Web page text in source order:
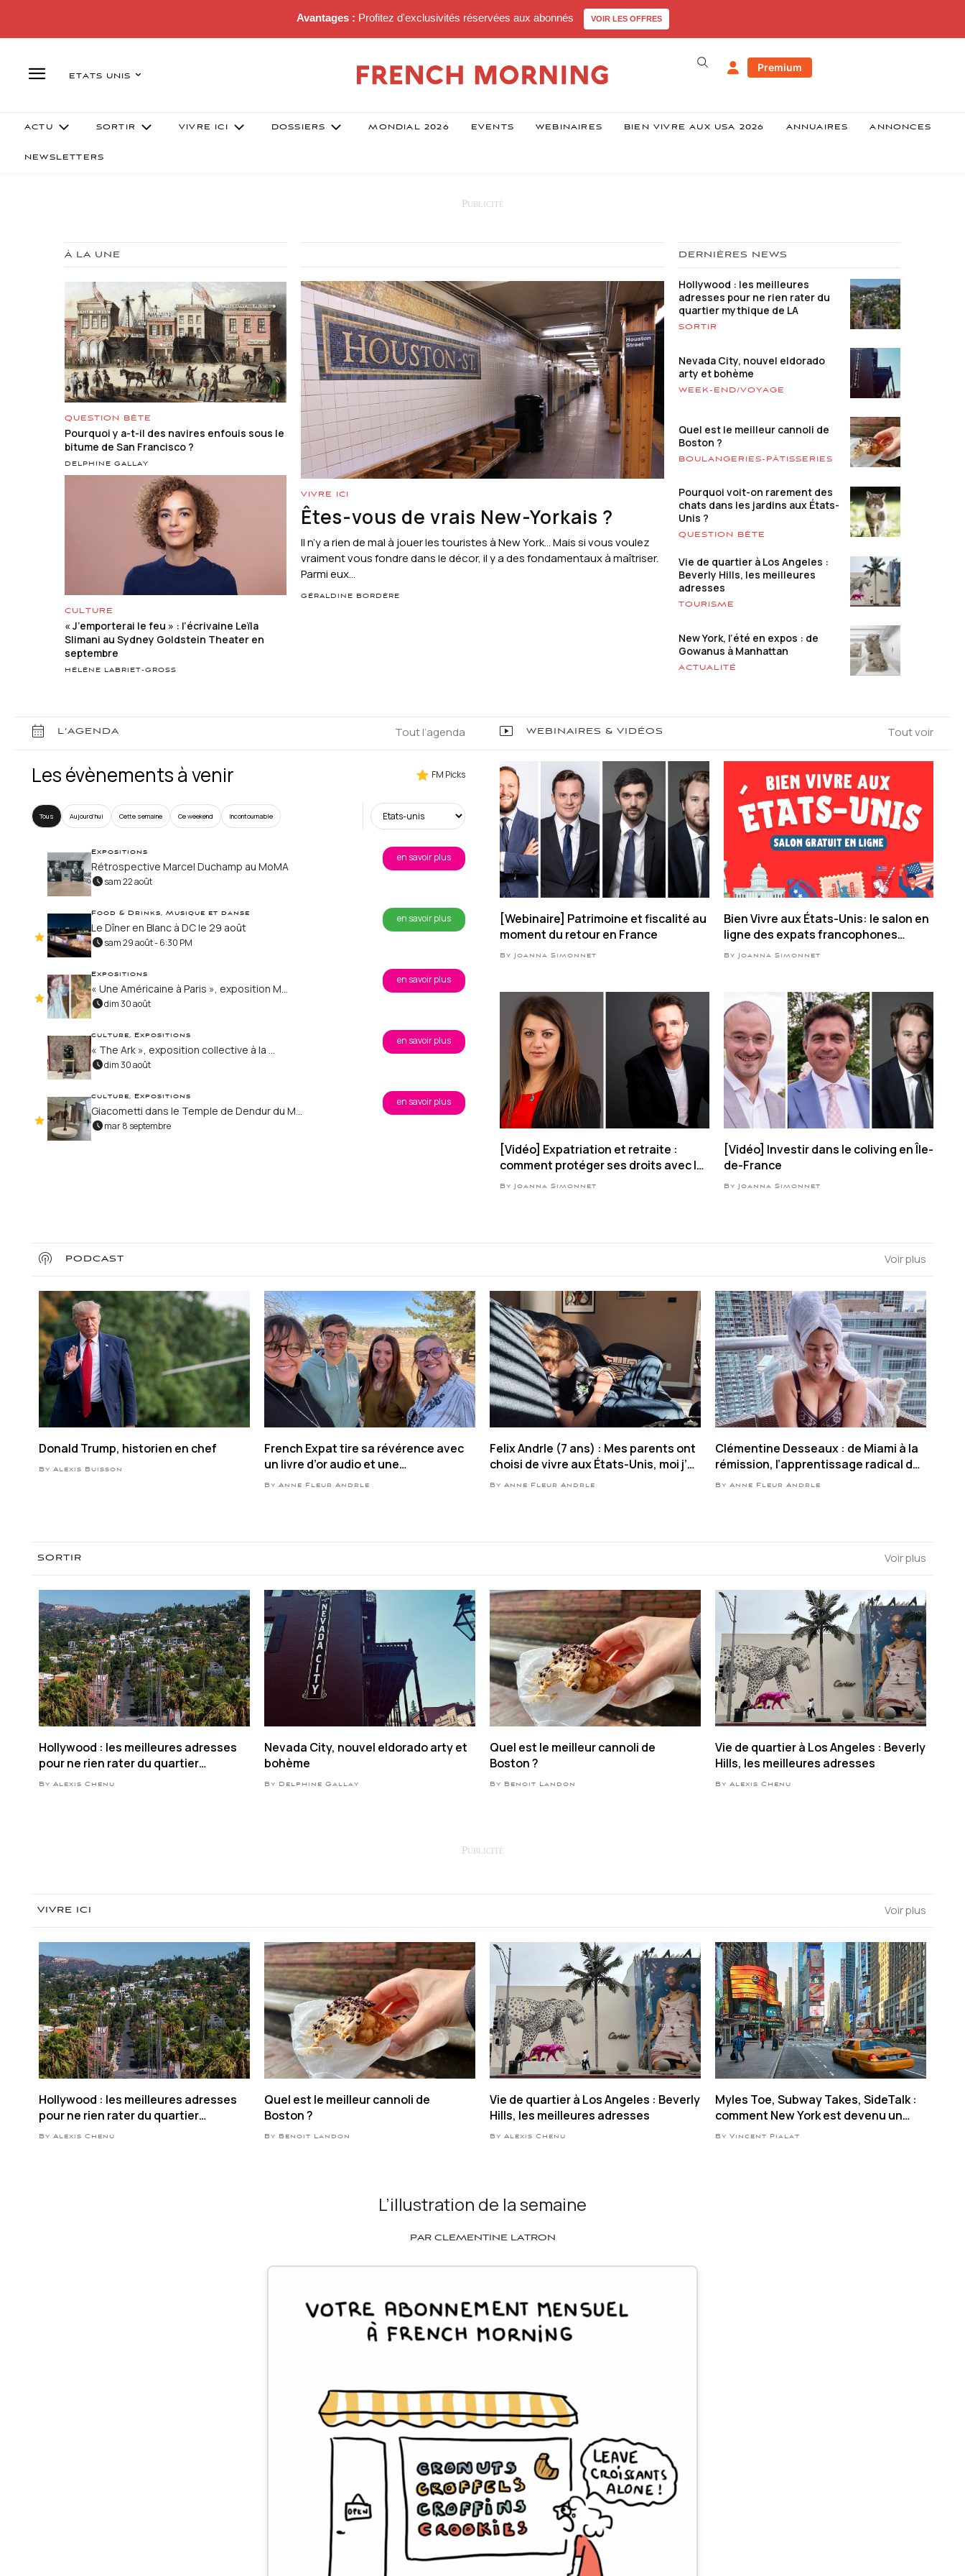
Avantages : Profitez d'exclusivités réservées aux abonnés VOIR LES OFFRES
ETATS UNIS
Premium
ACTU SORTIR VIVRE ICI DOSSIERS MONDIAL 2026 EVENTS WEBINAIRES BIEN VIVRE AUX USA 2026 ANNUAIRES ANNONCES
NEWSLETTERS
À LA UNE
QUESTION BÊTE
Pourquoi y a-t-il des navires enfouis sous le
bitume de San Francisco ?
DELPHINE GALLAY
CULTURE
« J’emporterai le feu » : l’écrivaine Leïla
Slimani au Sydney Goldstein Theater en
septembre
HÉLÈNE LABRIET-GROSS
VIVRE ICI
Êtes-vous de vrais New-Yorkais ?
Il n’y a rien de mal à jouer les touristes à New York… Mais si vous voulez
vraiment vous fondre dans le décor, il y a des fondamentaux à maîtriser.
Parmi eux...
GÉRALDINE BORDÈRE
DERNIÈRES NEWS
Hollywood : les meilleures
adresses pour ne rien rater du
quartier mythique de LA
SORTIR
Nevada City, nouvel eldorado
arty et bohème
WEEK-END/VOYAGE
Quel est le meilleur cannoli de
Boston ?
BOULANGERIES-PÂTISSERIES
Pourquoi voit-on rarement des
chats dans les jardins aux États-
Unis ?
QUESTION BÊTE
Vie de quartier à Los Angeles :
Beverly Hills, les meilleures
adresses
TOURISME
New York, l’été en expos : de
Gowanus à Manhattan
ACTUALITÉ
L’AGENDA Tout l’agenda
Les évènements à venir FM Picks
Tous Aujourd’hui Cette semaine Ce weekend Incontournable
Expositions
Rétrospective Marcel Duchamp au MoMA
sam 22 août
en savoir plus
Food & Drinks, Musique et danse
Le Dîner en Blanc à DC le 29 août
sam 29 août - 6:30 PM
en savoir plus
Expositions
« Une Américaine à Paris », exposition M...
dim 30 août
en savoir plus
culture, Expositions
« The Ark », exposition collective à la ...
dim 30 août
en savoir plus
culture, Expositions
Giacometti dans le Temple de Dendur du M...
mar 8 septembre
en savoir plus
WEBINAIRES & VIDÉOS Tout voir
[Webinaire] Patrimoine et fiscalité au
moment du retour en France
By Joanna Simonnet
Bien Vivre aux États-Unis: le salon en
ligne des expats francophones
revient en septembre 2026
By Joanna Simonnet
[Vidéo] Expatriation et retraite :
comment protéger ses droits avec la
CFE ?
By Joanna Simonnet
[Vidéo] Investir dans le coliving en Île-
de-France
By Joanna Simonnet
PODCAST Voir plus
Donald Trump, historien en chef
By Alexis Buisson
French Expat tire sa révérence avec
un livre d’or audio et une
conversation bilan
By Anne Fleur Andrle
Felix Andrle (7 ans) : Mes parents ont
choisi de vivre aux États-Unis, moi j’y
suis né
By Anne Fleur Andrle
Clémentine Desseaux : de Miami à la
rémission, l’apprentissage radical de
l’amour de soi
By Anne Fleur Andrle
SORTIR Voir plus
Hollywood : les meilleures adresses
pour ne rien rater du quartier
mythique de LA
By Alexis Chenu
Nevada City, nouvel eldorado arty et
bohème
By Delphine Gallay
Quel est le meilleur cannoli de
Boston ?
By Benoit Landon
Vie de quartier à Los Angeles : Beverly
Hills, les meilleures adresses
By Alexis Chenu
VIVRE ICI Voir plus
Hollywood : les meilleures adresses
pour ne rien rater du quartier
mythique de LA
By Alexis Chenu
Quel est le meilleur cannoli de
Boston ?
By Benoit Landon
Vie de quartier à Los Angeles : Beverly
Hills, les meilleures adresses
By Alexis Chenu
Myles Toe, Subway Takes, SideTalk :
comment New York est devenu un
plateau de tournage pour les
By Vincent Pialat
L’illustration de la semaine
PAR CLEMENTINE LATRON